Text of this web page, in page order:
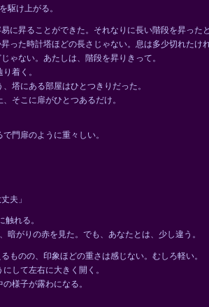
け上がる。
に昇ることができた。それなりに長い階段を昇った
った時計塔ほどの長さじゃない。息は多少切れたけ
ゃない。あたしは、階段を昇りきって。
着く。
塔にある部屋はひとつきりだった。
そこに扉がひとつあるだけ。
門扉のように重々しい。
夫」
れる。
がりの赤を見た。でも、あなたとは、少し違う。
ものの、印象ほどの重さは感じない。むしろ軽い。
して左右に大きく開く。
様子が露わになる。